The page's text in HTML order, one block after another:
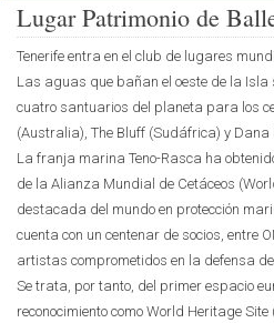
Lugar Patrimonio de
Tenerife entra en el club de lugares
Las aguas que bañan el oeste de la Isla
cuatro santuarios del planeta para los
(Australia), The Bluff (Sudáfrica) y Dana
La franja marina Teno-Rasca ha
de la Alianza Mundial de Cetáceos
destacada del mundo en protección
cuenta con un centenar de socios, entre
artistas comprometidos en la defensa de
Se trata, por tanto, del primer espacio
reconocimiento como World Heritage